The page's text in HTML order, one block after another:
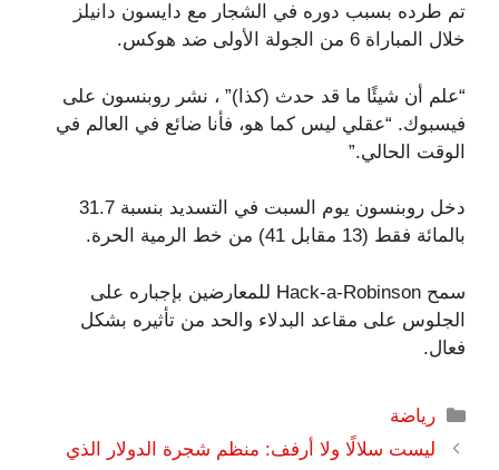
تم طرده بسبب دوره في الشجار مع دايسون دانيلز
خلال المباراة 6 من الجولة الأولى ضد هوكس.
“علم أن شيئًا ما قد حدث (كذا)” ، نشر روبنسون على
فيسبوك. “عقلي ليس كما هو، فأنا ضائع في العالم في
الوقت الحالي.”
دخل روبنسون يوم السبت في التسديد بنسبة 31.7
بالمائة فقط (13 مقابل 41) من خط الرمية الحرة.
سمح Hack-a-Robinson للمعارضين بإجباره على
الجلوس على مقاعد البدلاء والحد من تأثيره بشكل
فعال.
التصنيفات
رياضة
ليست سلالًا ولا أرفف: منظم شجرة الدولار الذي